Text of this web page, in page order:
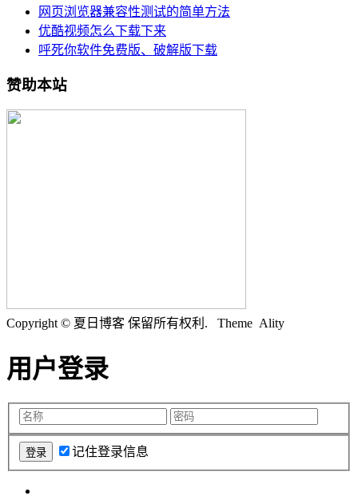
网页浏览器兼容性测试的简单方法
优酷视频怎么下载下来
呼死你软件免费版、破解版下载
赞助本站
Copyright © 夏日博客 保留所有权利. Theme Ality
用户登录
记住登录信息